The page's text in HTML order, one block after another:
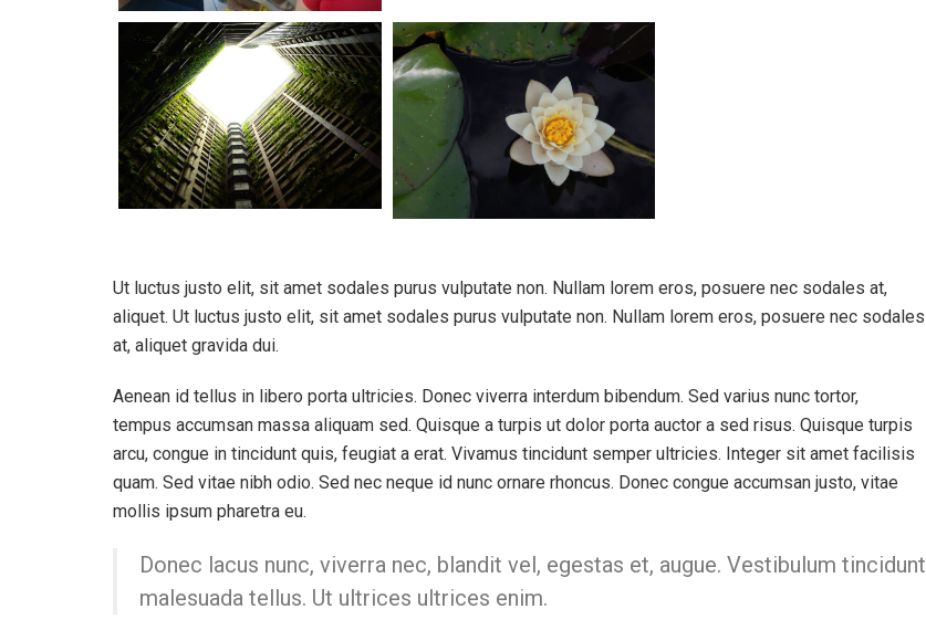
Ut luctus justo elit, sit amet sodales purus vulputate non. Nullam lorem eros, posuere nec sodales at,
aliquet. Ut luctus justo elit, sit amet sodales purus vulputate non. Nullam lorem eros, posuere nec sodales
at, aliquet gravida dui.
Aenean id tellus in libero porta ultricies. Donec viverra interdum bibendum. Sed varius nunc tortor,
tempus accumsan massa aliquam sed. Quisque a turpis ut dolor porta auctor a sed risus. Quisque turpis
arcu, congue in tincidunt quis, feugiat a erat. Vivamus tincidunt semper ultricies. Integer sit amet facilisis
quam. Sed vitae nibh odio. Sed nec neque id nunc ornare rhoncus. Donec congue accumsan justo, vitae
mollis ipsum pharetra eu.
Donec lacus nunc, viverra nec, blandit vel, egestas et, augue. Vestibulum tincidunt
malesuada tellus. Ut ultrices ultrices enim.